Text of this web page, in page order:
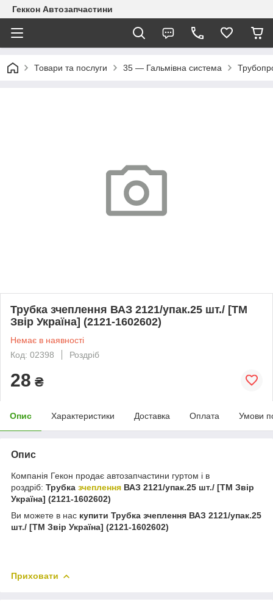
Геккон Автозапчастини
Товари та послуги 35 — Гальмівна система
Трубка зчеплення ВАЗ 2121/упак.25 шт./ [ТМ
Звір Україна] (2121-1602602)
Немає в наявності
Код: 02398
Роздріб
28 ₴
Опис Характеристики Доставка Оплата Умови
Опис
Компанія Гекон продає автозапчастини гуртом і в
роздріб: Трубка зчеплення ВАЗ 2121/упак.25 шт./ [ТМ Звір
Україна] (2121-1602602)
Ви можете в нас купити Трубка зчеплення ВАЗ 2121/упак.25
шт./ [ТМ Звір Україна] (2121-1602602)
Приховати